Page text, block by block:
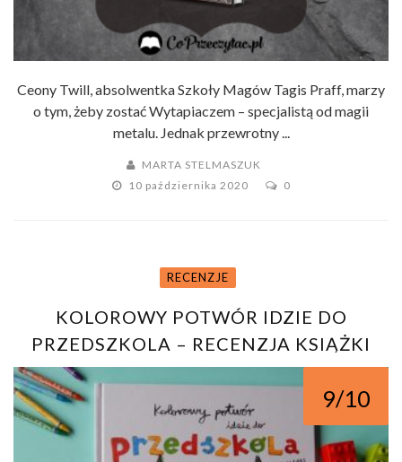
Ceony Twill, absolwentka Szkoły Magów Tagis Praff, marzy
o tym, żeby zostać Wytapiaczem – specjalistą od magii
metalu. Jednak przewrotny ...
MARTA STELMASZUK
10 października 2020
0
RECENZJE
KOLOROWY POTWÓR IDZIE DO
PRZEDSZKOLA – RECENZJA KSIĄŻKI
9/10